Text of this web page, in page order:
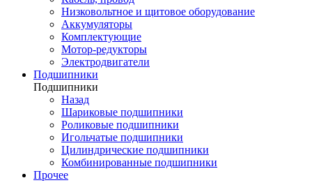
Низковольтное и щитовое оборудование
Аккумуляторы
Комплектующие
Мотор-редукторы
Электродвигатели
Подшипники
Подшипники
Назад
Шариковые подшипники
Роликовые подшипники
Игольчатые подшипники
Цилиндрические подшипники
Комбинированные подшипники
Прочее